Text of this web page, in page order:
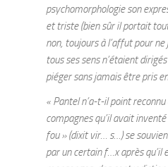
psychomorphologie son
et triste (bien sûr il portait
non, toujours à l’affut pour
tous ses sens n’étaient
piéger sans jamais être pris
« Pantel n’a-t-il point
compagnes qu’il avait
fou » (dixit vir… s…) se
par un certain f…x après qu’il